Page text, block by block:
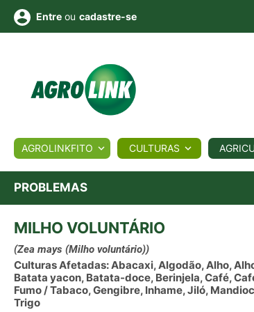
BIOLÓGICOS COTAÇÕES NOTÍCIAS
Conversor Colunistas Eventos
Entre ou cadastre-se
AGROLINKFITO CULTURAS
PROBLEMAS
MILHO VOLUNTÁRIO
(Zea mays (Milho voluntário))
Culturas Afetadas: Abacaxi, Algodão, Alho,
Batata yacon, Batata-doce, Berinjela, Café,
Fumo / Tabaco, Gengibre, Inhame, Jiló,
Trigo